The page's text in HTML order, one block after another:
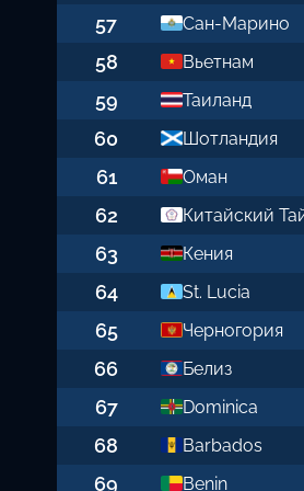
57 Сан-Марино
58 Вьетнам
59 Таиланд
60 Шотландия
61 Оман
62 Китайский
63 Кения
64 St. Lucia
65 Черногория
66 Белиз
67 Dominica
68 Barbados
69 Benin